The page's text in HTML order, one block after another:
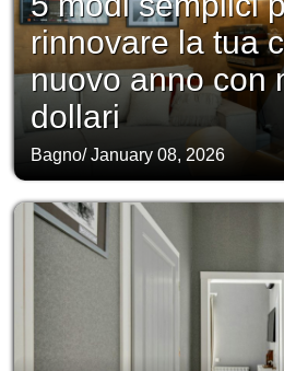
rinnovare la tua
nuovo anno con
dollari
Bagno/January 08, 2026